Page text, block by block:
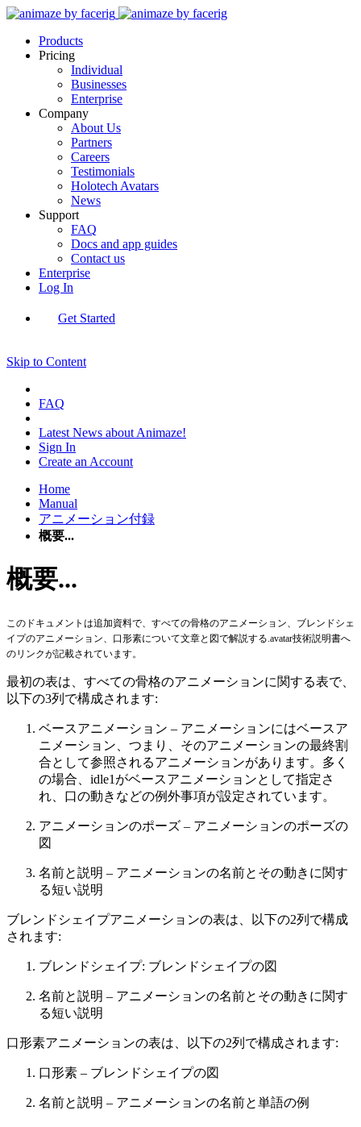
Products
Pricing
Individual
Businesses
Enterprise
Company
About Us
Partners
Careers
Testimonials
Holotech Avatars
News
Support
FAQ
Docs and app guides
Contact us
Enterprise
Log In
Get Started
Skip to Content
FAQ
Latest News about Animaze!
Sign In
Create an Account
Home
Manual
アニメーション付録
概要...
概要...
このドキュメントは追加資料で、すべての骨格のアニメーション、ブレンドシェ
イプのアニメーション、口形素について文章と図で解説する.avatar技術説明書へ
のリンクが記載されています。
最初の表は、すべての骨格のアニメーションに関する表で、
以下の3列で構成されます:
ベースアニメーション – アニメーションにはベースア
ニメーション、つまり、そのアニメーションの最終割
合として参照されるアニメーションがあります。多く
の場合、idle1がベースアニメーションとして指定さ
れ、口の動きなどの例外事項が設定されています。
アニメーションのポーズ – アニメーションのポーズの
図
名前と説明 – アニメーションの名前とその動きに関す
る短い説明
ブレンドシェイプアニメーションの表は、以下の2列で構成
されます:
ブレンドシェイプ: ブレンドシェイプの図
名前と説明 – アニメーションの名前とその動きに関す
る短い説明
口形素アニメーションの表は、以下の2列で構成されます:
口形素 – ブレンドシェイプの図
名前と説明 – アニメーションの名前と単語の例